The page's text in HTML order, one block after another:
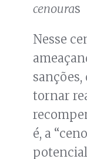
cenouras
Nesse
tornar
é, a